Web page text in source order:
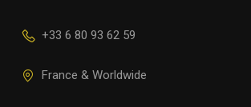
+33 6 80 93 62 59
France & Worldwide